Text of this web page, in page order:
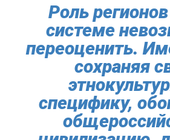
Роль
системе
переоценить.
сохраняя
специфику,